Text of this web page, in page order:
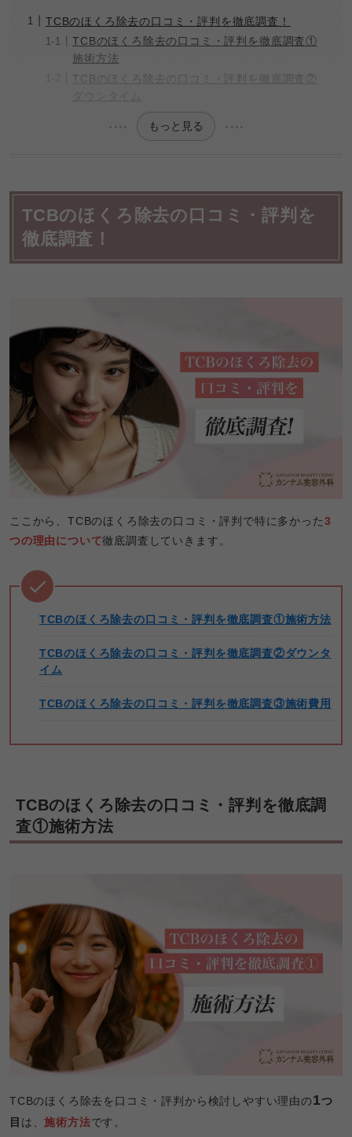
TCBのほくろ除去の口コミ・評判を徹底調査！
TCBのほくろ除去の口コミ・評判を徹底調査①
施術方法
TCBのほくろ除去の口コミ・評判を徹底調査②
もっと見る
TCBのほくろ除去の口コミ・評判を
徹底調査！
ここから、TCBのほくろ除去の口コミ・評判で特に多かった3
つの理由について徹底調査していきます。
TCBのほくろ除去の口コミ・評判を徹底調査①施術方法
TCBのほくろ除去の口コミ・評判を徹底調査②ダウンタ
イム
TCBのほくろ除去の口コミ・評判を徹底調査③施術費用
TCBのほくろ除去の口コミ・評判を徹底調
査①施術方法
TCBのほくろ除去を口コミ・評判から検討しやすい理由の1つ
目 は、施術方法です。